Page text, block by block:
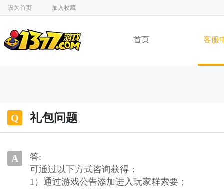
设为首页 加入收藏
首页 客服
Q 礼包问题
A
答:
可通过以下方式咨询获得：
1）通过游戏公告添加进入玩家群索要；